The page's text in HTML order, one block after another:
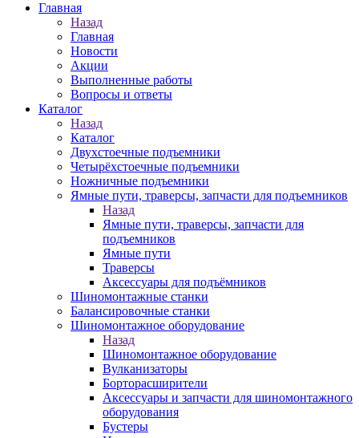
Главная
Назад
Главная
Новости
Акции
Выполненные работы
Вопросы и ответы
Каталог
Назад
Каталог
Двухстоечные подъемники
Четырёхстоечные подъемники
Ножничные подъемники
Ямные пути, траверсы, запчасти для подъемников
Назад
Ямные пути, траверсы, запчасти для
подъемников
Ямные пути
Траверсы
Аксессуары для подъёмников
Шиномонтажные станки
Балансировочные станки
Шиномонтажное оборудование
Назад
Шиномонтажное оборудование
Вулканизаторы
Борторасширители
Аксессуары и запчасти для шиномонтажного
оборудования
Бустеры